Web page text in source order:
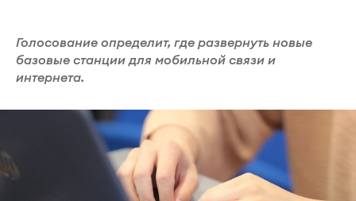
Голосование определит, где развернуть новые
базовые станции для мобильной связи и
интернета.